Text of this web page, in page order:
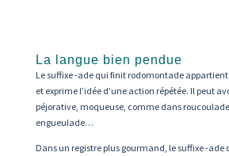
La langue bien pendue
Le suffixe -ade qui finit rodomontade
et exprime l’idée d’une action répétée. Il peut
péjorative, moqueuse, comme dans
engueulade…
Dans un registre plus gourmand, le suffixe -ade